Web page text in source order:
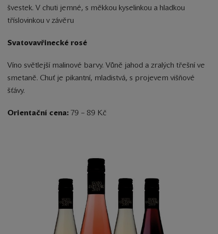
švestek. V chuti jemné, s měkkou kyselinkou a hladkou
tříslovinkou v závěru
Svatovavřinecké rosé
Víno světlejší malinové barvy. Vůně jahod a zralých třešní ve
smetaně. Chuť je pikantní, mladistvá, s projevem višňové
šťávy.
Orientační cena: 79 – 89 Kč